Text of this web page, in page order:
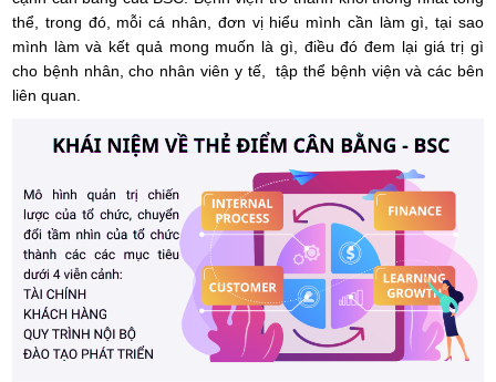
thể, trong đó, mỗi cá nhân, đơn vị hiểu mình cần làm gì, tại sao
mình làm và kết quả mong muốn là gì, điều đó đem lại giá trị gì
cho bệnh nhân, cho nhân viên y tế, tập thể bệnh viện và các bên
liên quan.